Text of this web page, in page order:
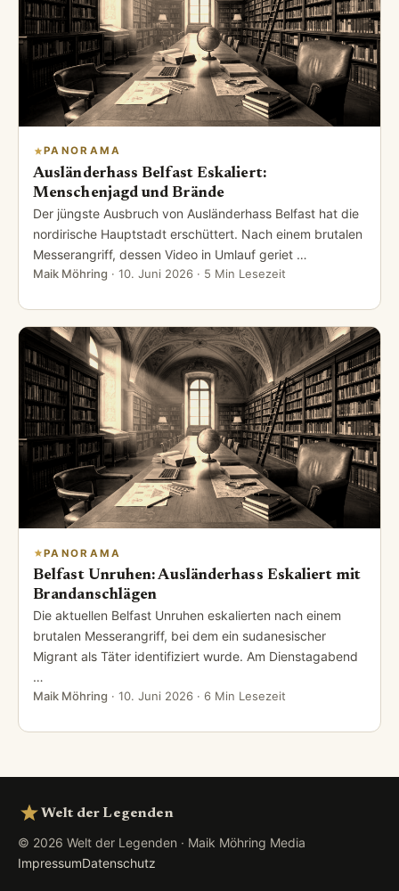
PANORAMA
Ausländerhass Belfast Eskaliert:
Menschenjagd und Brände
Der jüngste Ausbruch von Ausländerhass Belfast hat die
nordirische Hauptstadt erschüttert. Nach einem brutalen
Messerangriff, dessen Video in Umlauf geriet …
Maik Möhring · 10. Juni 2026 · 5 Min Lesezeit
PANORAMA
Belfast Unruhen: Ausländerhass Eskaliert mit
Brandanschlägen
Die aktuellen Belfast Unruhen eskalierten nach einem
brutalen Messerangriff, bei dem ein sudanesischer
Migrant als Täter identifiziert wurde. Am Dienstagabend
…
Maik Möhring · 10. Juni 2026 · 6 Min Lesezeit
Welt der Legenden
© 2026 Welt der Legenden · Maik Möhring Media
ImpressumDatenschutz